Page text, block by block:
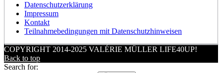
Datenschutzerklärung
Impressum
Kontakt
Teilnahmebedingungen mit Datenschutzhinweisen
COPYRIGHT 2014-2025 VALÉRIE MÜLLER LIFE40UP!
Back to top
Search for: